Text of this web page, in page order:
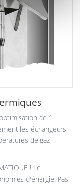
de 1
les échangeurs
de gaz
! Le
d'énergie. Pas